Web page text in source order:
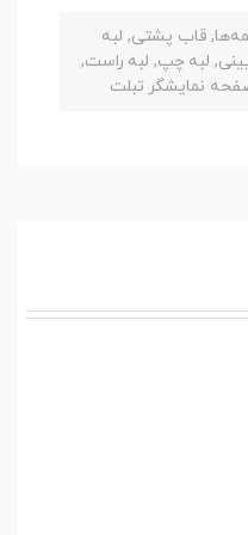
قاب پشتی, لبه
لبه چپ, لبه راست,
نمایشگر تبلت